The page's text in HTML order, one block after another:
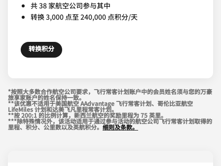
共 38 家航空公司参与其中
转换 3,000 点至 240,000 点积分/天
转换积分
*按照大多数合作航空公司要求，飞行常客计划账户中的会员姓名须与您的万豪
旅享家账户的姓名保持一致。
**该优惠不适用于美国航空 AAdvantage 飞行常客计划、哥伦比亚航空
LifeMiles 计划和达美飞凡里程常客计划。
**按 200:1 的比例计算，新西兰航空的奖励里程为 75 英里。
***除特殊情况外，该活动适用于通过参与活动的航空公司飞行常客计划取得的
里程、积分、公里数以及英航积分。细则及条款。